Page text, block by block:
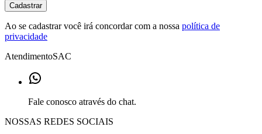
Cadastrar
Ao se cadastrar você irá concordar com a nossa política de
privacidade
AtendimentoSAC
Fale conosco através do chat.
NOSSAS REDES SOCIAIS